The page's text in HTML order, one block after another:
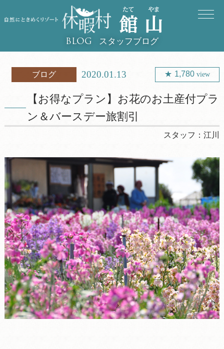
BLOG スタッフブログ
ブログ 2020.01.13 1,780view
【お得なプラン】お花のお土産付プラ
ン＆バースデー旅割引
スタッフ：江川